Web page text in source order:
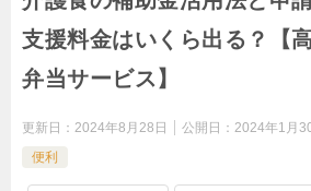
支援料金はいくら出る？【
弁当サービス】
更新日： 2024年8月28日 公開日： 2024年1月
便利